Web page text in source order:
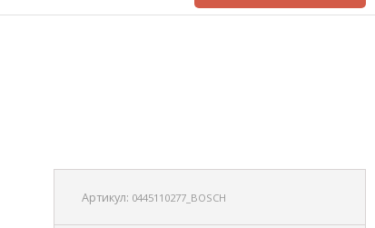
Артикул: 0445110277_BOSCH